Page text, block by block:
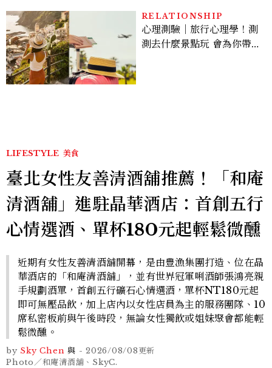
RELATIONSHIP
心理測驗｜旅行心理學！測
測去什麼景點玩 會為你帶來
LIFESTYLE 美食
臺北女性友善清酒舖推薦！「和庵
清酒舖」進駐晶華酒店：首創五行
心情選酒、單杯180元起輕鬆微醺
近期有女性友善清酒舖開幕，是由豊漁集團打造、位在晶
華酒店的「和庵清酒舖」，並有世界冠軍唎酒師張鴻亮親
手規劃酒單，首創五行礦石心情選酒，單杯NT180元起
即可無壓品飲，加上店內以女性店員為主的服務團隊、10
席私密板前與午後時段，無論女性獨飲或姐妹聚會都能輕
鬆微醺。
by Sky Chen 與 - 2026/08/08更新
Photo／和庵清酒舖、SkyC.